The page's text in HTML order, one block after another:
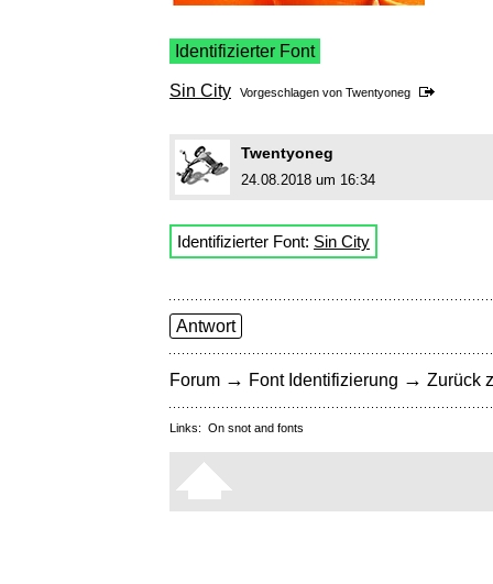
Identifizierter Font
Sin City Vorgeschlagen von Twentyoneg
Twentyoneg
24.08.2018 um 16:34
Identifizierter Font: Sin City
Antwort
Forum → Font Identifizierung → Zurück
Links: On snot and fonts